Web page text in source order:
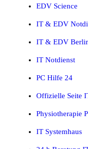
EDV Science
IT & EDV
IT & EDV
IT Notdienst
PC Hilfe 24
Offizielle Seite
Physiotherapie
IT Systemhaus